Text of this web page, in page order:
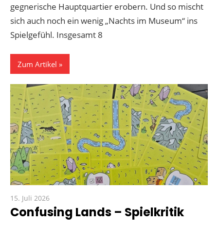
gegnerische Hauptquartier erobern. Und so mischt
sich auch noch ein wenig „Nachts im Museum“ ins
Spielgefühl. Insgesamt 8
Zum Artikel
15. Juli 2026
Confusing Lands – Spielkritik